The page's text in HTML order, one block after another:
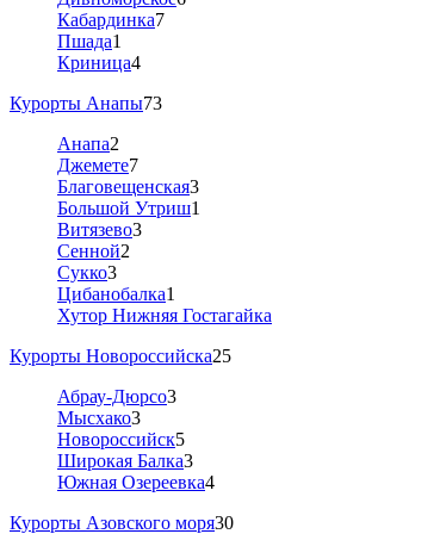
Кабардинка7
Пшада1
Криница4
Курорты Анапы73
Анапа2
Джемете7
Благовещенская3
Большой Утриш1
Витязево3
Сенной2
Сукко3
Цибанобалка1
Хутор Нижняя Гостагайка
Курорты Новороссийска25
Абрау-Дюрсо3
Мысхако3
Новороссийск5
Широкая Балка3
Южная Озереевка4
Курорты Азовского моря30